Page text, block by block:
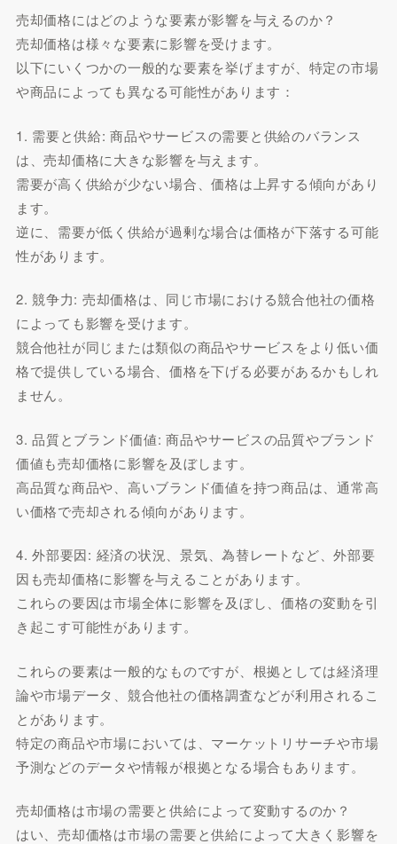
売却価格にはどのような要素が影響を与えるのか？
売却価格は様々な要素に影響を受けます。
以下にいくつかの一般的な要素を挙げますが、特定の市場
や商品によっても異なる可能性があります：
1. 需要と供給: 商品やサービスの需要と供給のバランス
は、売却価格に大きな影響を与えます。
需要が高く供給が少ない場合、価格は上昇する傾向があり
ます。
逆に、需要が低く供給が過剰な場合は価格が下落する可能
性があります。
2. 競争力: 売却価格は、同じ市場における競合他社の価格
によっても影響を受けます。
競合他社が同じまたは類似の商品やサービスをより低い価
格で提供している場合、価格を下げる必要があるかもしれ
ません。
3. 品質とブランド価値: 商品やサービスの品質やブランド
価値も売却価格に影響を及ぼします。
高品質な商品や、高いブランド価値を持つ商品は、通常高
い価格で売却される傾向があります。
4. 外部要因: 経済の状況、景気、為替レートなど、外部要
因も売却価格に影響を与えることがあります。
これらの要因は市場全体に影響を及ぼし、価格の変動を引
き起こす可能性があります。
これらの要素は一般的なものですが、根拠としては経済理
論や市場データ、競合他社の価格調査などが利用されるこ
とがあります。
特定の商品や市場においては、マーケットリサーチや市場
予測などのデータや情報が根拠となる場合もあります。
売却価格は市場の需要と供給によって変動するのか？
はい、売却価格は市場の需要と供給によって大きく影響を